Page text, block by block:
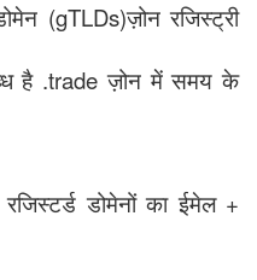
(gTLDs)ज़ोन रजिस्ट्री
है .trade ज़ोन में समय के
डोमेनों का ईमेल +